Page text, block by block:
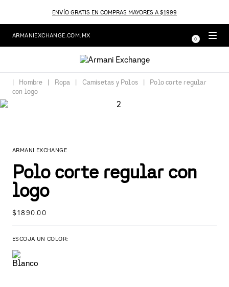
ENVÍO GRATIS EN COMPRAS MAYORES A $1999
ARMANIEXCHANGE.COM.MX 0
Hombre Ropa Camisetas y Polos
Polo corte regular
con logo
ARMANI EXCHANGE
Polo corte regular con
logo
$1890.00
ESCOJA UN COLOR: